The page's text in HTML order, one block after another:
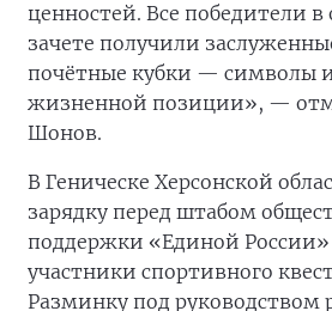
ценностей. Все победители
зачете получили
почётные кубки — символы
жизненной позиции», —
Шонов.
В Геническе Херсонской
зарядку перед штабом
поддержки «Единой
участники спортивного
Разминку под руководством